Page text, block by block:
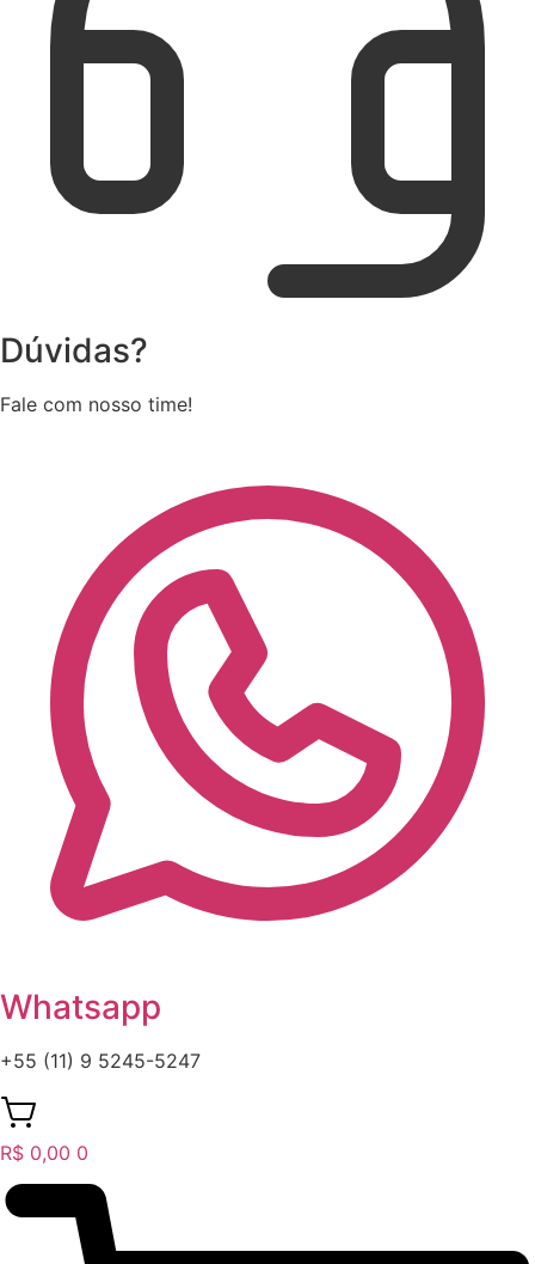
Dúvidas?
Fale com nosso time!
Whatsapp
+55 (11) 9 5245-5247
R$ 0,00 0